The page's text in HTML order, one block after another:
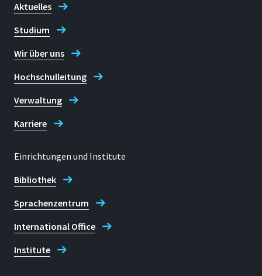
Aktuelles
Studium
Wir über uns
Hochschulleitung
Verwaltung
Karriere
Einrichtungen und Institute
Bibliothek
Sprachenzentrum
International Office
Institute